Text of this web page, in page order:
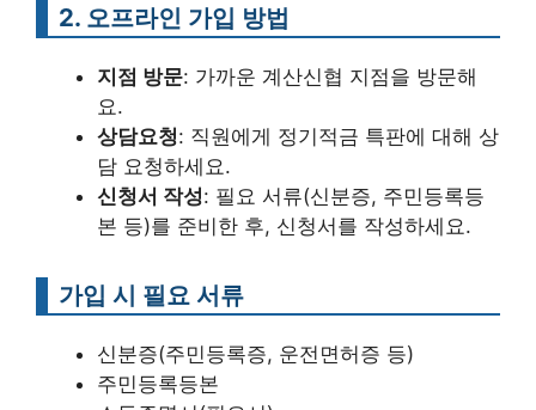
2. 오프라인 가입 방법
지점 방문: 가까운 계산신협 지점을 방문해
요.
상담요청: 직원에게 정기적금 특판에 대해 상
담 요청하세요.
신청서 작성: 필요 서류(신분증, 주민등록등
본 등)를 준비한 후, 신청서를 작성하세요.
가입 시 필요 서류
신분증(주민등록증, 운전면허증 등)
주민등록등본